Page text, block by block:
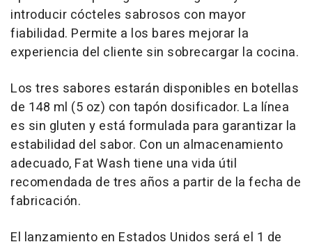
introducir cócteles sabrosos con mayor
fiabilidad. Permite a los bares mejorar la
experiencia del cliente sin sobrecargar la cocina.
Los tres sabores estarán disponibles en botellas
de 148 ml (5 oz) con tapón dosificador. La línea
es sin gluten y está formulada para garantizar la
estabilidad del sabor. Con un almacenamiento
adecuado, Fat Wash tiene una vida útil
recomendada de tres años a partir de la fecha de
fabricación.
El lanzamiento en Estados Unidos será el 1 de